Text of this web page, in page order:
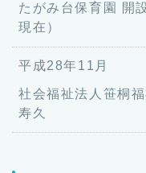
たがみ台保育園
現在）
平成28年11月
社会福祉法人笹桐
寿久